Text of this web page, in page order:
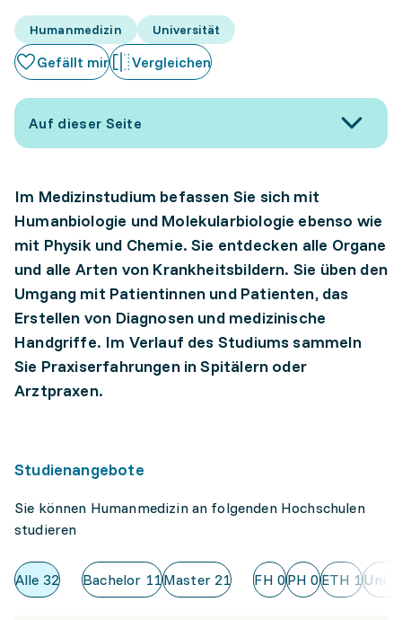
Humanmedizin Universität
Gefällt mir Vergleichen
Auf dieser Seite
Im Medizinstudium befassen Sie sich mit
Humanbiologie und Molekularbiologie ebenso wie
mit Physik und Chemie. Sie entdecken alle Organe
und alle Arten von Krankheitsbildern. Sie üben den
Umgang mit Patientinnen und Patienten, das
Erstellen von Diagnosen und medizinische
Handgriffe. Im Verlauf des Studiums sammeln
Sie Praxiserfahrungen in Spitälern oder
Arztpraxen.
Studienangebote
Sie können Humanmedizin an folgenden Hochschulen
studieren
Alle 32 Bachelor 11Master21 FH 0PH 0ETH 1Uni